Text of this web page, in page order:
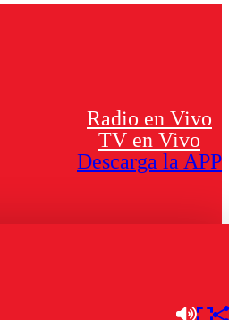
Radio en Vivo
TV en Vivo
Descarga la APP